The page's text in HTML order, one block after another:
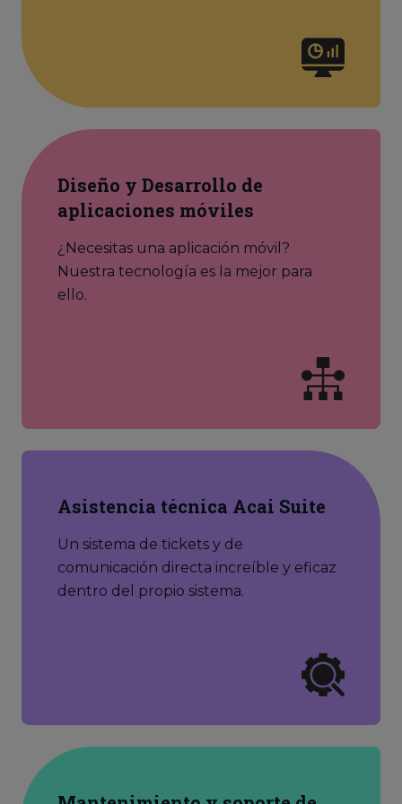
Diseño y Desarrollo de
aplicaciones móviles
¿Necesitas una aplicación móvil?
Nuestra tecnología es la mejor para
ello.
Asistencia técnica Acai Suite
Un sistema de tickets y de
comunicación directa increíble y eficaz
dentro del propio sistema.